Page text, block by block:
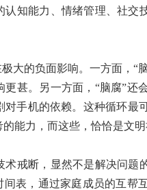
认知能力、情绪管理、社
的负面影响。一方面，“
甚。另一方面，“脑腐”
对手机的依赖。这种循环
能力，而这些，恰恰是文明
断，显然不是解决问题
间表，通过家庭成员的互